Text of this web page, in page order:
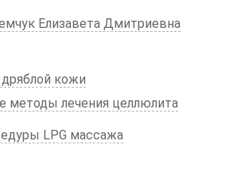
Елизавета Дмитриевна
кожи
методы лечения целлюлита
LPG массажа